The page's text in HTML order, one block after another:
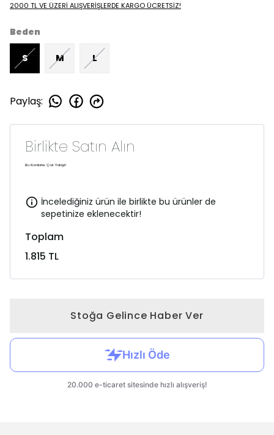
2000 TL VE ÜZERİ ALIŞVERİŞLERDE KARGO ÜCRETSİZ!
Beden
S M L
Paylaş:
Birlikte Satın Alın
Bu Kombine Çok Yakışır!
İncelediğiniz ürün ile birlikte bu ürünler de
sepetinize eklenecektir!
Toplam
1.815 TL
Stoğa Gelince Haber Ver